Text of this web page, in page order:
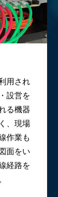
用され
設営を
る機器
、現場
作業も
面をい
経路を